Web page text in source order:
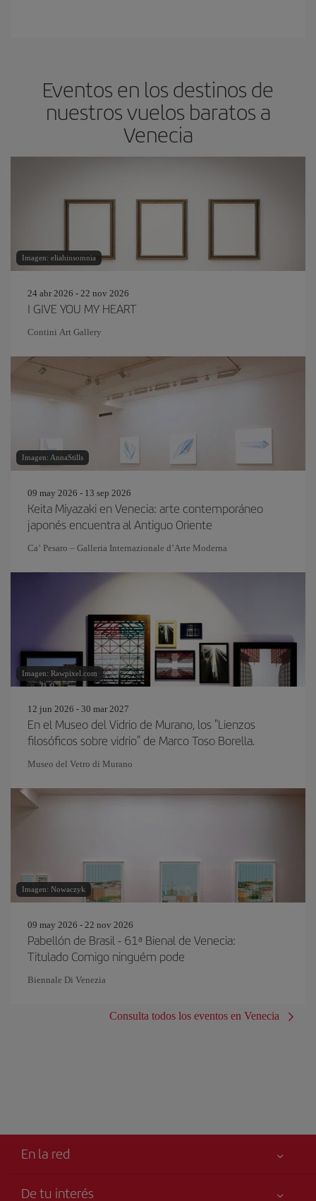
Eventos en los destinos de
nuestros vuelos baratos a
Venecia
Imagen: eliahinsomnia
24 abr 2026 - 22 nov 2026
I GIVE YOU MY HEART
Contini Art Gallery
Imagen: AnnaStills
09 may 2026 - 13 sep 2026
Keita Miyazaki en Venecia: arte contemporáneo
japonés encuentra al Antiguo Oriente
Ca’ Pesaro – Galleria Internazionale d’Arte Moderna
Imagen: Rawpixel.com
12 jun 2026 - 30 mar 2027
En el Museo del Vidrio de Murano, los "Lienzos
filosóficos sobre vidrio" de Marco Toso Borella.
Museo del Vetro di Murano
Imagen: Nowaczyk
09 may 2026 - 22 nov 2026
Pabellón de Brasil - 61ª Bienal de Venecia:
Titulado Comigo ninguém pode
Biennale Di Venezia
Consulta todos los eventos en Venecia
En la red
De tu interés